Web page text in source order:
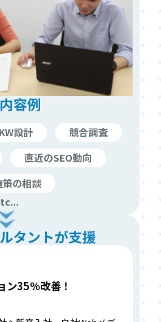
容例
KW設計
競合調査
直近のSEO動向
の相談
タントが支援
ン35％改善！